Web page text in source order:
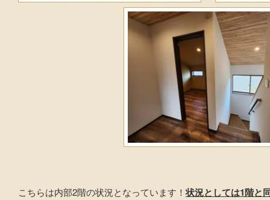
こちらは内部2階の状況となっています！状況としては1階と